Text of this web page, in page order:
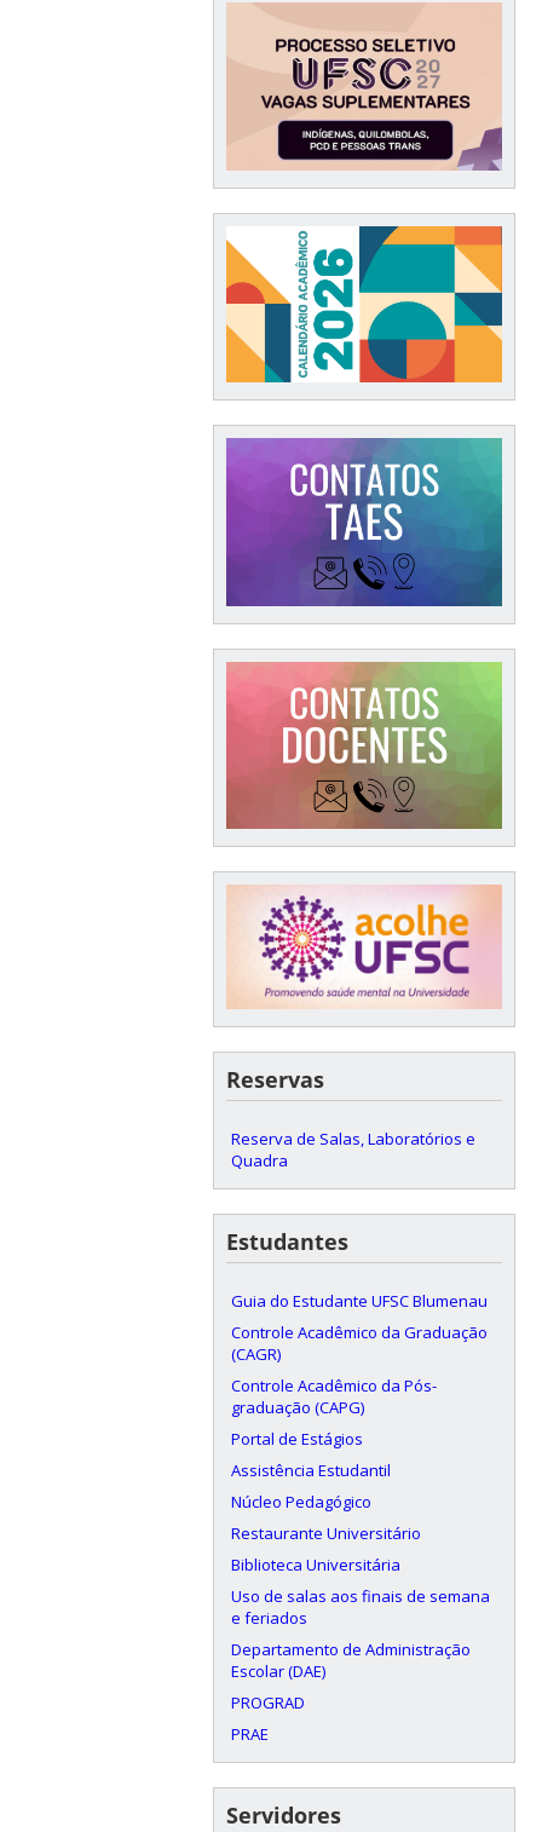
Reservas
Reserva de Salas, Laboratórios e
Quadra
Estudantes
Guia do Estudante UFSC Blumenau
Controle Acadêmico da Graduação
(CAGR)
Controle Acadêmico da Pós-
graduação (CAPG)
Portal de Estágios
Assistência Estudantil
Núcleo Pedagógico
Restaurante Universitário
Biblioteca Universitária
Uso de salas aos finais de semana
e feriados
Departamento de Administração
Escolar (DAE)
PROGRAD
PRAE
Servidores